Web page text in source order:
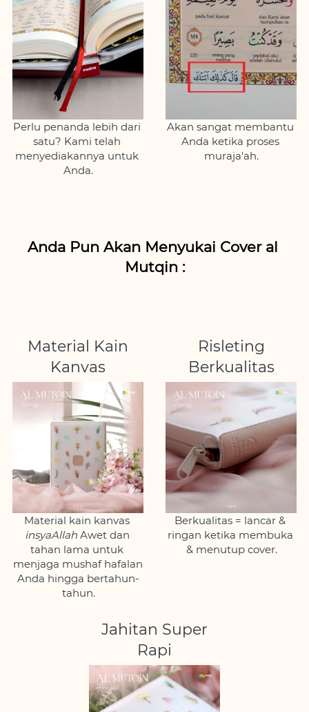
Perlu penanda lebih dari
satu? Kami telah
menyediakannya untuk
Anda.
Akan sangat membantu
Anda ketika proses
muraja'ah.
Anda Pun Akan Menyukai Cover al
Mutqin :
Material Kain
Kanvas
insyaAllah Awet dan
tahan lama untuk
menjaga mushaf hafalan
Anda hingga bertahun-
tahun.
Risleting
Berkualitas
Berkualitas = lancar &
ringan ketika membuka
& menutup cover.
Jahitan Super
Rapi